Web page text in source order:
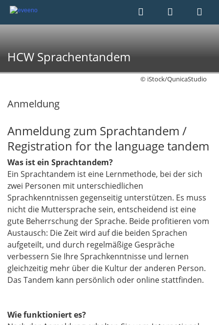
HCW Sprachentandem
© iStock/QunicaStudio
Anmeldung
Anmeldung zum Sprachtandem /
Registration for the language tandem
Was ist ein Sprachtandem?
Ein Sprachtandem ist eine Lernmethode, bei der sich
zwei Personen mit unterschiedlichen
Sprachkenntnissen gegenseitig unterstützen. Es muss
nicht die Muttersprache sein, entscheidend ist eine
gute Beherrschung der Sprache. Beide profitieren vom
Austausch: Die Zeit wird auf die beiden Sprachen
aufgeteilt, und durch regelmäßige Gespräche
verbessern Sie Ihre Sprachkenntnisse und lernen
gleichzeitig mehr über die Kultur der anderen Person.
Das Tandem kann persönlich oder online stattfinden.
Wie funktioniert es?